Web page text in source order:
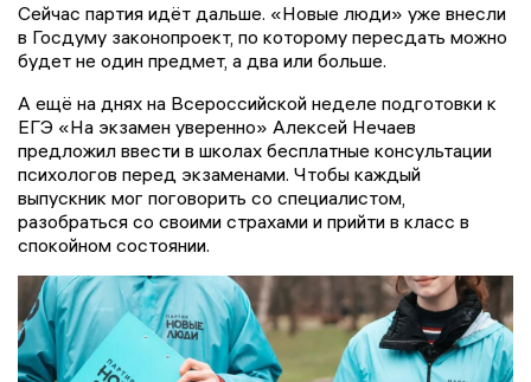
Сейчас партия идёт дальше. «Новые люди» уже внесли
в Госдуму законопроект, по которому пересдать можно
будет не один предмет, а два или больше.
А ещё на днях на Всероссийской неделе подготовки к
ЕГЭ «На экзамен уверенно» Алексей Нечаев
предложил ввести в школах бесплатные консультации
психологов перед экзаменами. Чтобы каждый
выпускник мог поговорить со специалистом,
разобраться со своими страхами и прийти в класс в
спокойном состоянии.